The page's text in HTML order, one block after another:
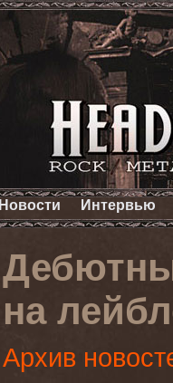
Новости Интервью
на
Архив